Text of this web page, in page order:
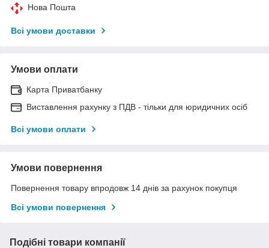
Нова Пошта
Всі умови доставки
Умови оплати
Карта Приватбанку
Виставлення рахунку з ПДВ - тільки для юридичних осіб
Всі умови оплати
Умови повернення
Повернення товару впродовж 14 днів за рахунок покупця
Всі умови повернення
Подібні товари компанії